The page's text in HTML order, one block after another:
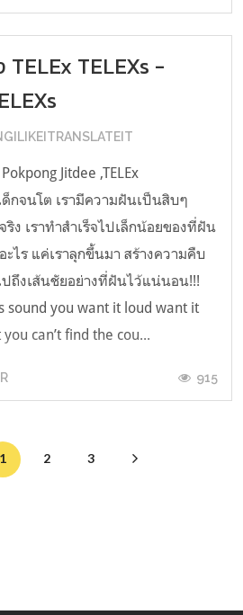
TELEXs -
Jitdee ,TELEx
ด็กจนโต เรามีความฝันเป็นสิบๆ
ริง เราทำสำเร็จไปเล็กน้อยของที่ฝัน
ะไร แค่เราลุกขึ้นมา สร้างความคืบ
ถึงเส้นชัยอย่างที่ฝันไว้แน่นอน!!!
sound you want it loud want it
can’t find the cou...
915
1 2 3